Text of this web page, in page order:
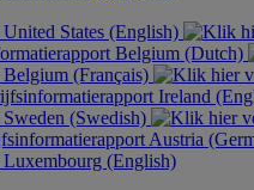
United States (English)
Belgium (Dutch)
Belgium (Français)
Ireland
Sweden (Swedish)
Austria
Luxembourg (English)